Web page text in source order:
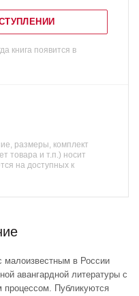
книга появится в
размеры, комплект
товара и т.п.) носит
на доступных к
малоизвестным в России
авангардной литературы с
процессом. Публикуются